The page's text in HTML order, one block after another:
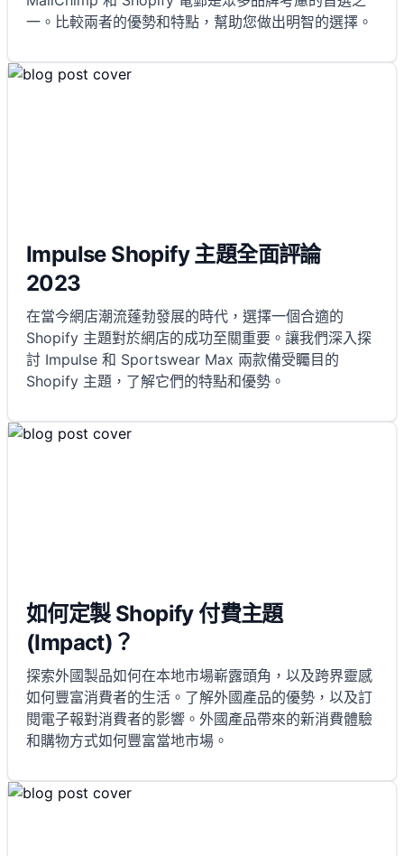
一。比較兩者的優勢和特點，幫助您做出明智的選擇。
Impulse Shopify 主題全面評論
2023
在當今網店潮流蓬勃發展的時代，選擇一個合適的
Shopify 主題對於網店的成功至關重要。讓我們深入探
討 Impulse 和 Sportswear Max 兩款備受矚目的
Shopify 主題，了解它們的特點和優勢。
如何定製 Shopify 付費主題
(Impact)？
探索外國製品如何在本地市場嶄露頭角，以及跨界靈感
如何豐富消費者的生活。了解外國產品的優勢，以及訂
閱電子報對消費者的影響。外國產品帶來的新消費體驗
和購物方式如何豐富當地市場。